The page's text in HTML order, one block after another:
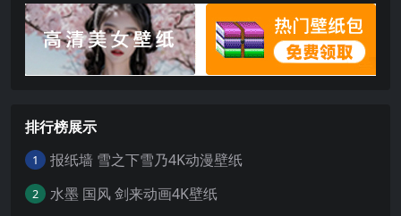
排行榜展示
1 报纸墙 雪之下雪乃4K动漫壁纸
2 水墨 国风 剑来动画4K壁纸